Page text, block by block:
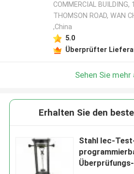
COMMERCIAL BUILDING,
THOMSON ROAD, WAN
,China
5.0
Überprüfter
Sehen Sie mehr
Erhalten Sie den
Stahl Iec-